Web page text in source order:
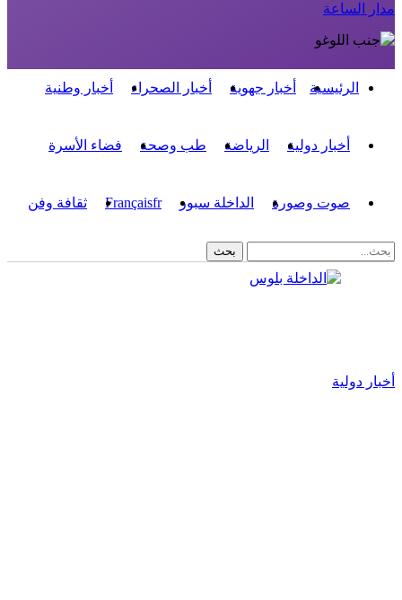
مدار الساعة
الرئيسية أخبار جهوية أخبار الصحراء أخبار وطنية
أخبار دولية الرياضة طب وصحة فضاء الأسرة
صوت وصورة الداخلة سبور Françaisfr ثقافة وفن
أخبار دولية